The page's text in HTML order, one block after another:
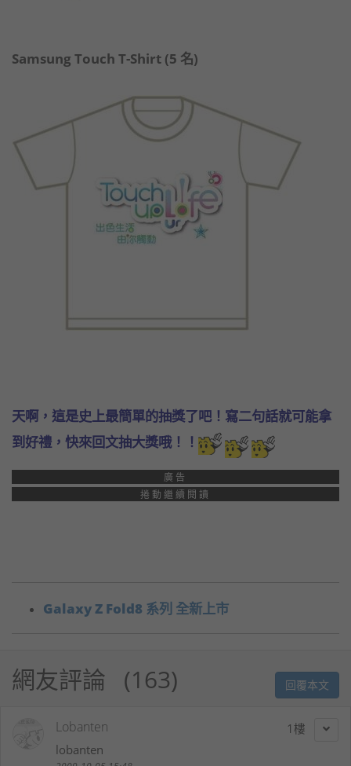
Samsung Touch T-Shirt (5 名)
天啊，這是史上最簡單的抽獎了吧！寫二句話就可能拿
到好禮，快來回文抽大獎哦！！
廣告
捲動繼續閱讀
Galaxy Z Fold8 系列 全新上市
網友評論 163 回覆本文
1
Lobanten
lobanten